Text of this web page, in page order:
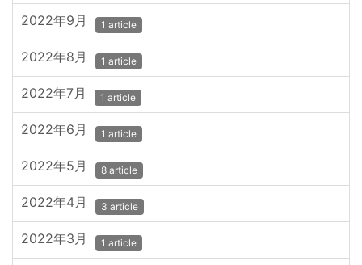
2022年9月 1 article
2022年8月 1 article
2022年7月 1 article
2022年6月 1 article
2022年5月 8 article
2022年4月 3 article
2022年3月 1 article